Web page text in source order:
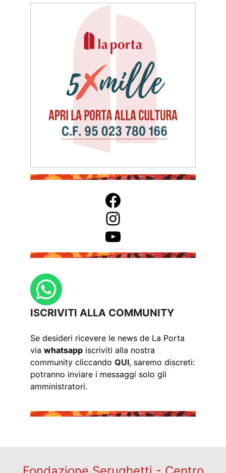
Facebook
Instagram
YouTube
ISCRIVITI ALLA COMMUNITY
Se desideri ricevere le news de La Porta
via whatsapp iscriviti alla nostra
community cliccando QUI, saremo discreti:
potranno inviare i messaggi solo gli
amministratori.